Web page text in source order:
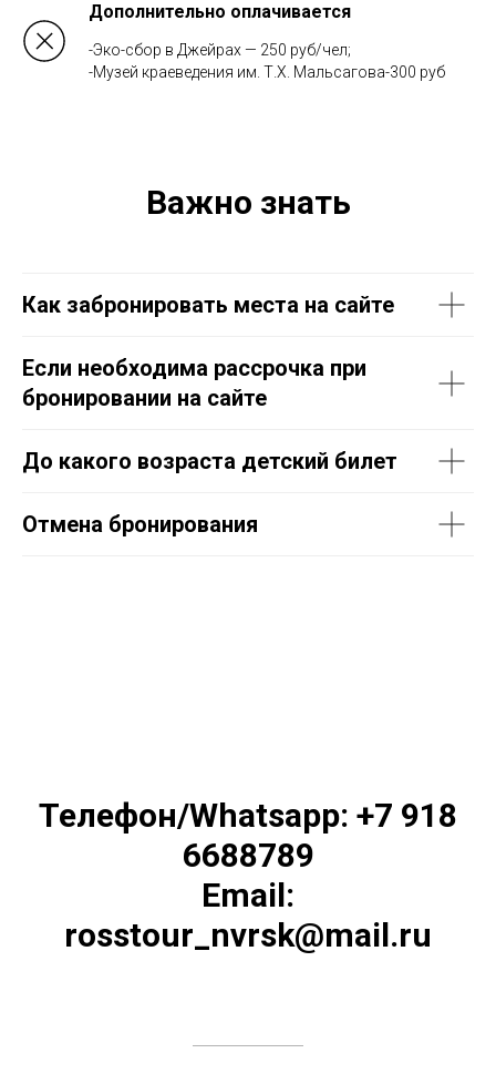
Дополнительно оплачивается
-Эко-сбор в Джейрах — 250 руб/чел;
-Музей краеведения им. Т.Х. Мальсагова-300 руб
Важно знать
Как забронировать места на сайте
Если необходима рассрочка при
бронировании на сайте
До какого возраста детский билет
Отмена бронирования
Телефон/Whatsapp: +7 918
6688789
Email:
rosstour_nvrsk@mail.ru